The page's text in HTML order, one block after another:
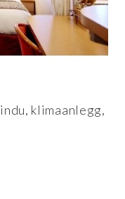
klimaanlegg,